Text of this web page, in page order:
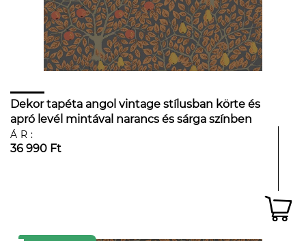
Dekor tapéta angol vintage stílusban körte és
apró levél mintával narancs és sárga színben
ÁR:
36 990 Ft